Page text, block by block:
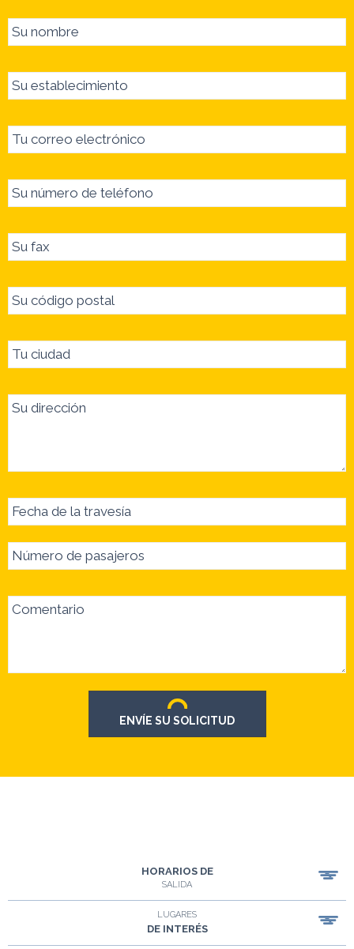
Su nombre
Su establecimiento
Tu correo electrónico
Su número de teléfono
Su fax
Su código postal
Tu ciudad
Su dirección
Fecha de la travesía
Número de pasajeros
Comentario
ENVÍE SU SOLICITUD
HORARIOS DE
SALIDA
LUGARES
DE INTERÉS